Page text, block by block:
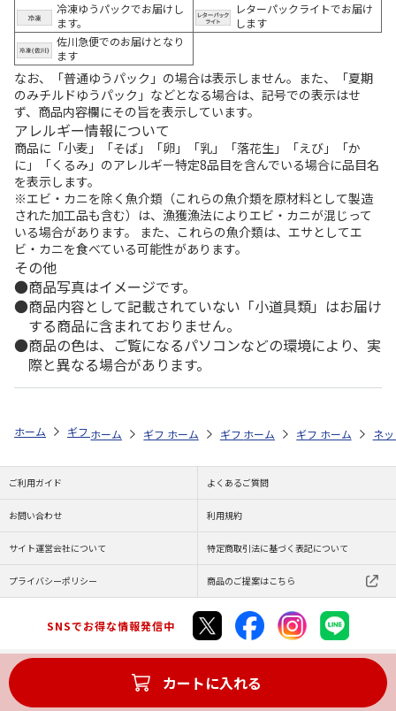
冷凍ゆうパックでお届けし
ます。
レターパックライトでお届け
します
佐川急便でのお届けとなり
ます
なお、「普通ゆうパック」の場合は表示しません。また、「夏期
のみチルドゆうパック」などとなる場合は、記号での表示はせ
ず、商品内容欄にその旨を表示しています。
アレルギー情報について
商品に「小麦」「そば」「卵」「乳」「落花生」「えび」「か
に」「くるみ」のアレルギー特定8品目を含んでいる場合に品目名
を表示します。
※エビ・カニを除く魚介類（これらの魚介類を原材料として製造
された加工品も含む）は、漁獲漁法によりエビ・カニが混じって
いる場合があります。 また、これらの魚介類は、エサとしてエ
ビ・カニを食べている可能性があります。
その他
商品写真はイメージです。
商品内容として記載されていない「小道具類」はお届け
する商品に含まれておりません。
商品の色は、ご覧になるパソコンなどの環境により、実
際と異なる場合があります。
カートに入れる
ホーム ギフト通販 内祝い・お返し 法要・香典返し スターバッ
ホーム ギフト通販 内祝い・お返し 法要・香典返し
ホーム ギフト通販 お祝い・贈りもの
ホーム ギフト通販 お
ホーム ネ
ご利用ガイド よくあるご質問
お問い合わせ 利用規約
サイト運営会社について 特定商取引法に基づく表記について
プライバシーポリシー 商品のご提案はこちら
SNSでお得な情報発信中
Copyright (C) JAPAN POST Co.,Ltd. All Rights Reserved.